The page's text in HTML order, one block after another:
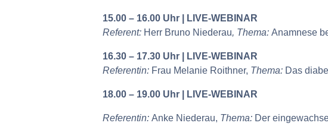
15.00 – 16.00 Uhr | LIVE-WEBINAR
Referent: Herr Bruno Niederau, Thema: Anamnese
16.30 – 17.30 Uhr | LIVE-WEBINAR
Referentin: Frau Melanie Roithner, Thema: Das
18.00 – 19.00 Uhr | LIVE-WEBINAR
Referentin: Anke Niederau, Thema: Der